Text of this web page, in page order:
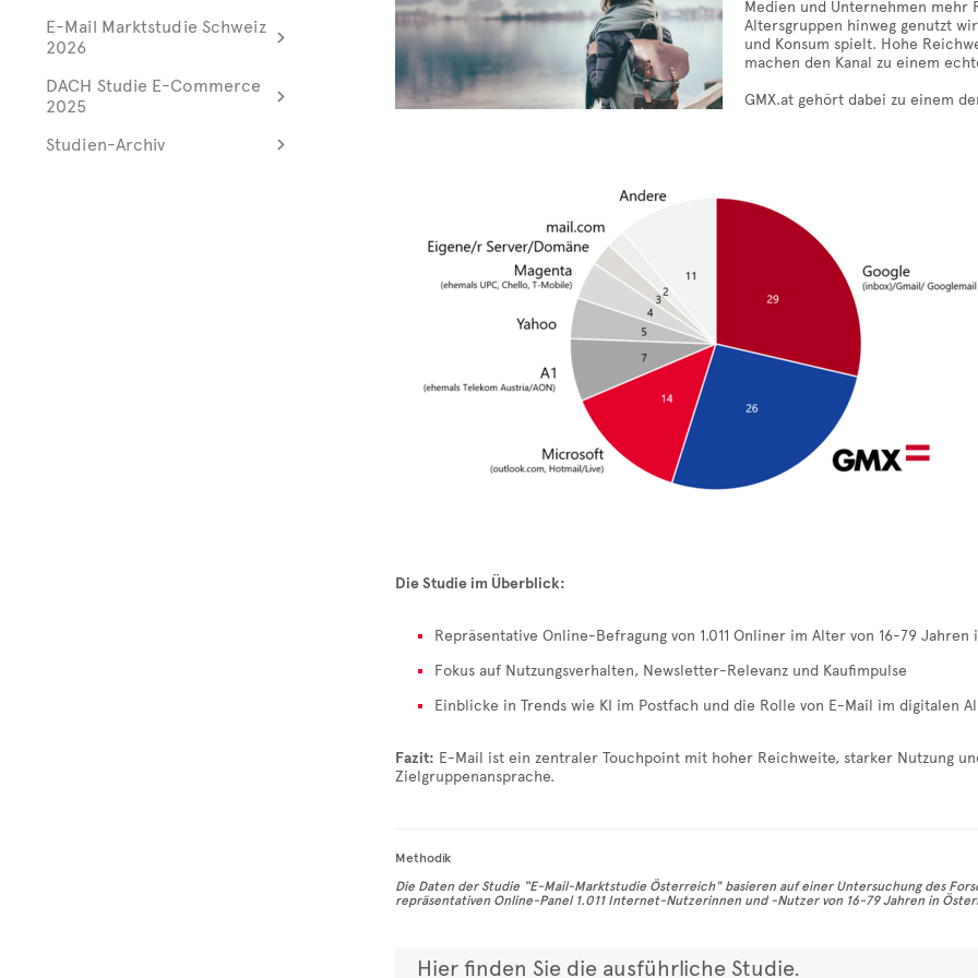
E-Mail Marktstudie Schweiz
2026
DACH Studie E-Commerce
2025
Studien-Archiv
Medien und Unternehmen mehr
Altersgruppen hinweg genutzt
und Konsum spielt. Hohe
machen den Kanal zu einem
GMX.at gehört dabei zu einem
Die Studie im Überblick:
Repräsentative Online-Befragung von 1.011 Onliner im Alter von 16-79
Fokus auf Nutzungsverhalten, Newsletter-Relevanz und Kaufimpulse
Einblicke in Trends wie KI im Postfach und die Rolle von E-Mail im digitalen
Fazit: E-Mail ist ein zentraler Touchpoint mit hoher Reichweite, starker Nutzung
Zielgruppenansprache.
Methodik
Die Daten der Studie “E-Mail-Marktstudie Österreich" basieren auf einer Untersuchung des
repräsentativen Online-Panel 1.011 Internet-Nutzerinnen und -Nutzer von 16-79 Jahren in
Hier finden Sie die ausführliche Studie.